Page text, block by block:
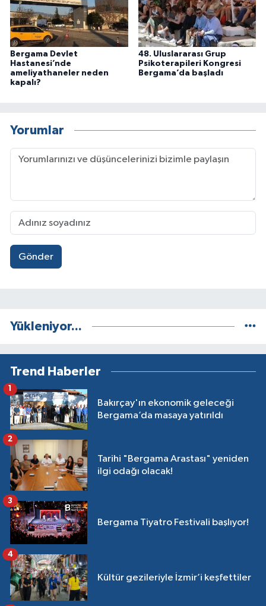
Bergama Devlet
Hastanesi’nde
ameliyathaneler neden
kapalı?
48. Uluslararası Grup
Psikoterapileri Kongresi
Bergama’da başladı
Yorumlar
Gönder
Yükleniyor...
Trend Haberler
Bakırçay'ın ekonomik geleceği
Bergama’da masaya yatırıldı
1
Tarihi "Bergama Arastası" yeniden
ilgi odağı olacak!
2
Bergama Tiyatro Festivali başlıyor!
3
Kültür gezileriyle İzmir’i keşfettiler
4